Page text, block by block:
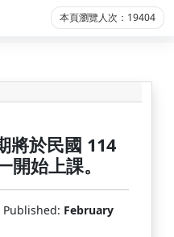
本頁瀏覽人次：19404
將於民國 114
開始上課。
Published: February